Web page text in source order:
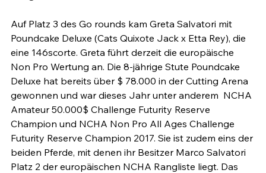
Auf Platz 3 des Go rounds kam Greta Salvatori mit
Poundcake Deluxe (Cats Quixote Jack x Etta Rey), die
eine 146scorte. Greta führt derzeit die europäische
Non Pro Wertung an. Die 8-jährige Stute Poundcake
Deluxe hat bereits über $ 78.000 in der Cutting Arena
gewonnen und war dieses Jahr unter anderem  NCHA
Amateur 50.000$ Challenge Futurity Reserve
Champion und NCHA Non Pro All Ages Challenge
Futurity Reserve Champion 2017. Sie ist zudem eins der
beiden Pferde, mit denen ihr Besitzer Marco Salvatori
Platz 2 der europäischen NCHA Rangliste liegt. Das